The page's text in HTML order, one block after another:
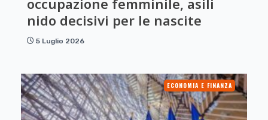
occupazione femminile, asili
nido decisivi per le nascite
5 Luglio 2026
ECONOMIA E FINANZA